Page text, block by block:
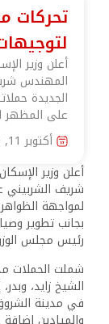
تحركات
أعلن وزير
المهندس
الجديدة
على المظهر
أكتوبر 11, 2025
أعلن وزير
شريف الشربيني
لمواجهة
بجانب تطوير
رئيس مجلس
الشيخ زايد،
في مدينة